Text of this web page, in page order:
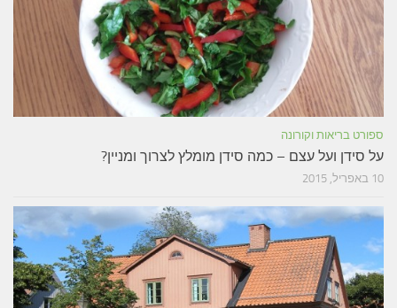
ספורט בריאות וקורונה
על סידן ועל עצם – כמה סידן מומלץ לצרוך ומניין?
10 באפריל, 2015